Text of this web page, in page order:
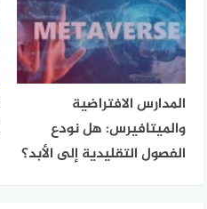
المدارس الافتراضية
والميتافيرس: هل نودع
الفصول التقليدية إلى الأبد؟